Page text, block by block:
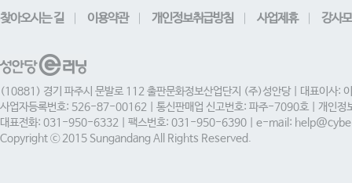
찾아오시는 길 이용약관 개인정보취급방침 사업제휴 강사
(10881) 경기 파주시 문발로 112 출판문화정보산업단지 (주)성안당 | 대표이사:
사업자등록번호: 526-87-00162 | 통신판매업 신고번호: 파주-7090호 | 개인정
대표전화: 031-950-6332 | 팩스번호: 031-950-6390 | e-mail:
Copyright ⓒ 2015 Sungandang All Rights Reserved.